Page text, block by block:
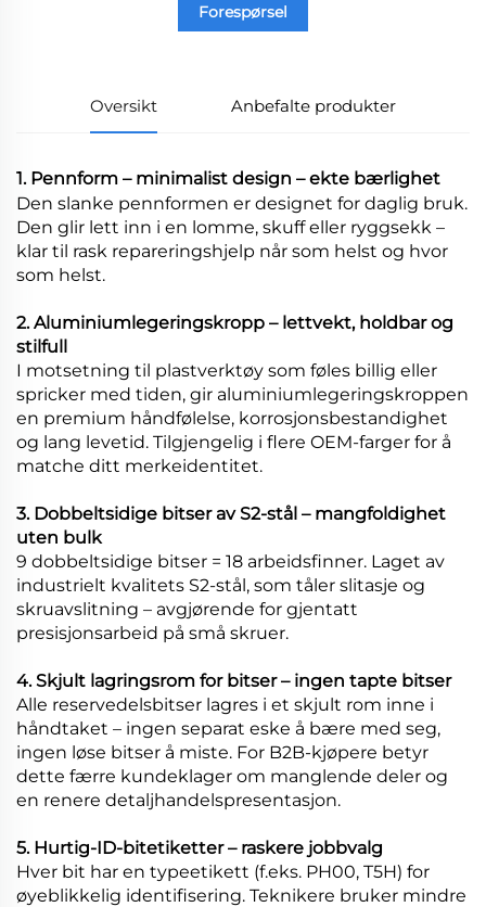
Forespørsel
Oversikt Anbefalte produkter
1. Pennform – minimalist design – ekte bærlighet
Den slanke pennformen er designet for daglig bruk.
Den glir lett inn i en lomme, skuff eller ryggsekk –
klar til rask repareringshjelp når som helst og hvor
som helst.
2. Aluminiumlegeringskropp – lettvekt, holdbar og
stilfull
I motsetning til plastverktøy som føles billig eller
spricker med tiden, gir aluminiumlegeringskroppen
en premium håndfølelse, korrosjonsbestandighet
og lang levetid. Tilgjengelig i flere OEM-farger for å
matche ditt merkeidentitet.
3. Dobbeltsidige bitser av S2-stål – mangfoldighet
uten bulk
9 dobbeltsidige bitser = 18 arbeidsfinner. Laget av
industrielt kvalitets S2-stål, som tåler slitasje og
skruavslitning – avgjørende for gjentatt
presisjonsarbeid på små skruer.
4. Skjult lagringsrom for bitser – ingen tapte bitser
Alle reservedelsbitser lagres i et skjult rom inne i
håndtaket – ingen separat eske å bære med seg,
ingen løse bitser å miste. For B2B-kjøpere betyr
dette færre kundeklager om manglende deler og
en renere detaljhandelspresentasjon.
5. Hurtig-ID-bitetiketter – raskere jobbvalg
Hver bit har en typeetikett (f.eks. PH00, T5H) for
øyeblikkelig identifisering. Teknikere bruker mindre